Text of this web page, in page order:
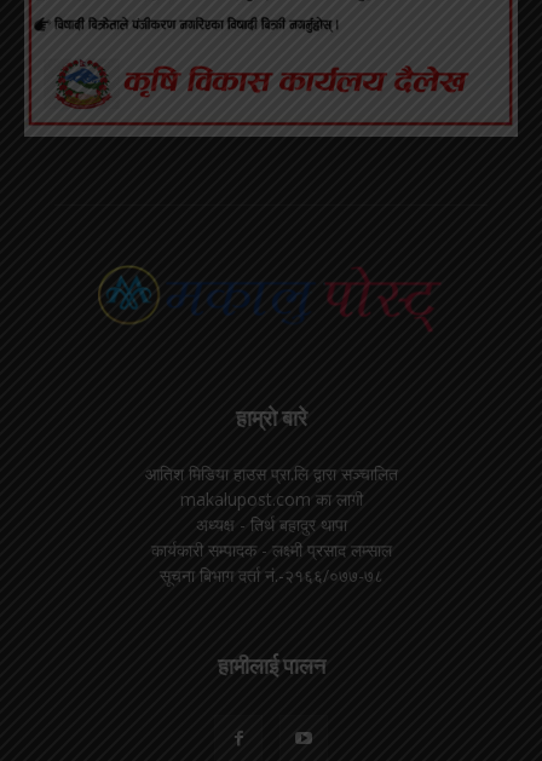
हाम्रो बारे
आतिश मिडिया हाउस प्रा.लि द्वारा सञ्चालित
makalupost.com का लागी
अध्यक्ष - तिर्थ बहादुर थापा
कार्यकारी सम्पादक - लक्ष्मी प्रसाद लम्साल
सूचना बिभाग दर्ता नं.-२१६६/०७७-७८
हामीलाई पालन